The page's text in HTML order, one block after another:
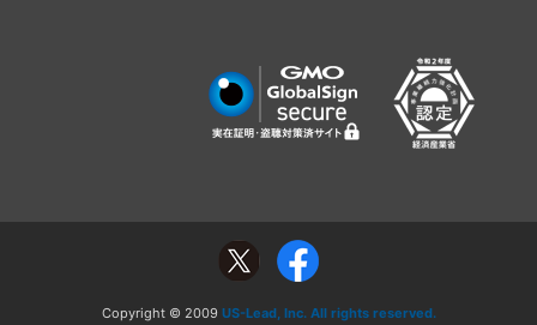
Copyright © 2009 US-Lead, Inc. All rights reserved.